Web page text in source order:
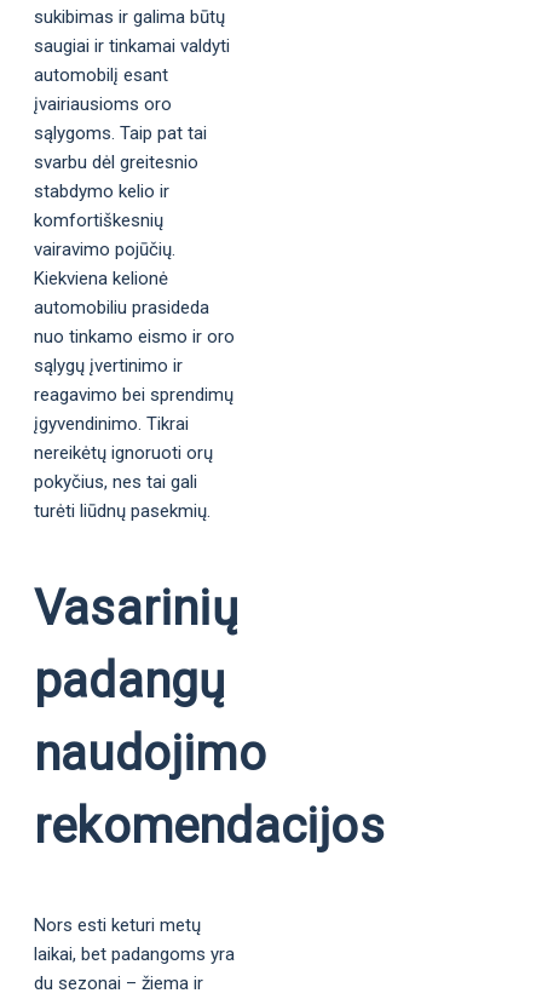
sukibimas ir galima būtų
saugiai ir tinkamai valdyti
automobilį esant
įvairiausioms oro
sąlygoms. Taip pat tai
svarbu dėl greitesnio
stabdymo kelio ir
komfortiškesnių
vairavimo pojūčių.
Kiekviena kelionė
automobiliu prasideda
nuo tinkamo eismo ir oro
sąlygų įvertinimo ir
reagavimo bei sprendimų
įgyvendinimo. Tikrai
nereikėtų ignoruoti orų
pokyčius, nes tai gali
turėti liūdnų pasekmių.
Vasarinių
padangų
naudojimo
rekomendacijos
Nors esti keturi metų
laikai, bet padangoms yra
du sezonai – žiema ir